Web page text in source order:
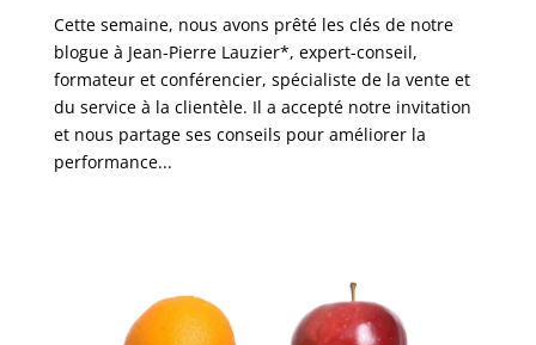
Cette semaine, nous avons prêté les clés de notre
blogue à Jean-Pierre Lauzier*, expert-conseil,
formateur et conférencier, spécialiste de la vente et
du service à la clientèle. Il a accepté notre invitation
et nous partage ses conseils pour améliorer la
performance...